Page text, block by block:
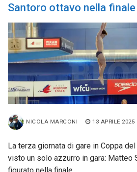
Santoro ottavo nella
NICOLA MARCONI 13 APRILE 2025
La terza giornata di gare in Coppa
visto un solo azzurro in gara: Matteo